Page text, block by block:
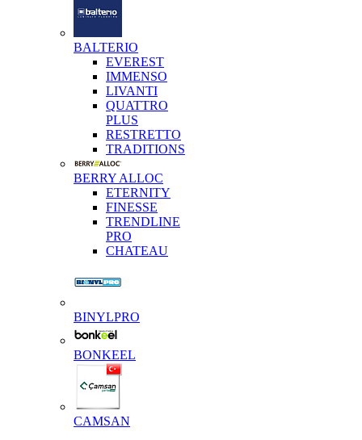
BALTERIO
EVEREST
IMMENSO
LIVANTI
QUATTRO
PLUS
RESTRETTO
TRADITIONS
BERRY ALLOC
ETERNITY
FINESSE
TRENDLINE
PRO
CHATEAU
BINYLPRO
BONKEEL
CAMSAN